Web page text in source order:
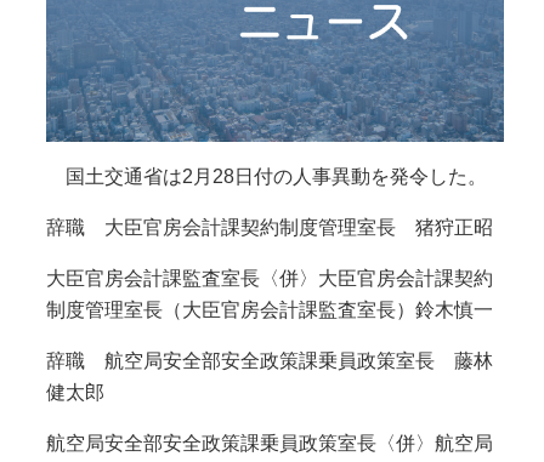
国土交通省は2月28日付の人事異動を発令した。
辞職 大臣官房会計課契約制度管理室長 猪狩正昭
大臣官房会計課監査室長〈併〉大臣官房会計課契約
制度管理室長（大臣官房会計課監査室長）鈴木慎一
辞職 航空局安全部安全政策課乗員政策室長 藤林
健太郎
航空局安全部安全政策課乗員政策室長〈併〉航空局